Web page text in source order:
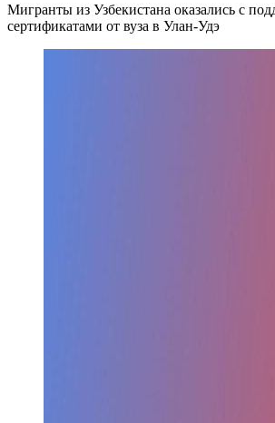
Мигранты из Узбекистана оказались с
сертификатами от вуза в Улан-Удэ